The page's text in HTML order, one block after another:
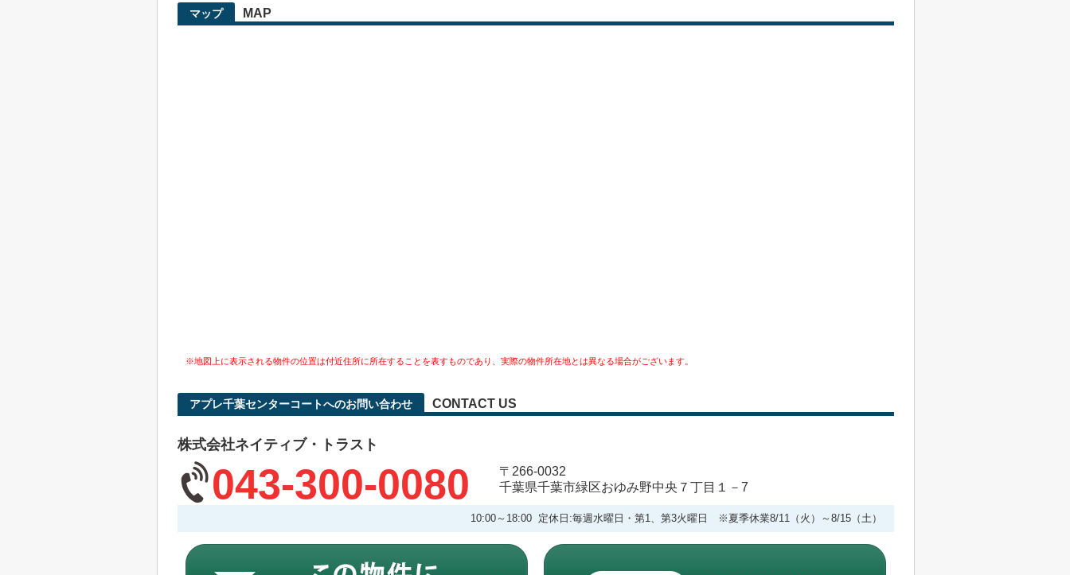
マップ MAP
※地図上に表示される物件の位置は付近住所に所在することを表すものであり、実際の物件所在地とは異なる場合がございます。
アプレ千葉センターコートへのお問い合わせ CONTACT US
株式会社ネイティブ・トラスト
043-300-0080
〒266-0032
千葉県千葉市緑区おゆみ野中央７丁目１－7
10:00～18:00 定休日:毎週水曜日・第1、第3火曜日 ※夏季休業8/11（火）～8/15（土）